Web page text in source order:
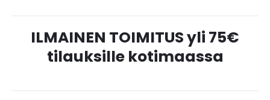
ILMAINEN TOIMITUS yli 75€
tilauksille kotimaassa